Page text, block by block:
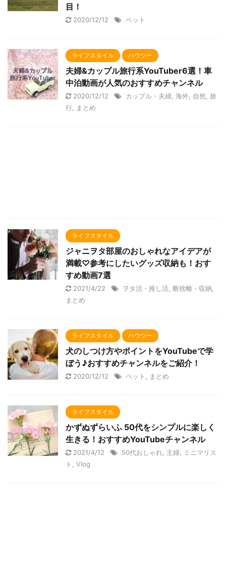
目！
2020/12/12 ペット
ライフスタイル ハウツー
夫婦&カップル旅行系YouTuber6選！車
中泊動画が人気のおすすめチャンネル
2020/12/12 カップル・夫婦 海外 自然 旅
行
まとめ
ライフスタイル
ジャニヲタ部屋のおしゃれなアイデアが
満載♡参考にしたいグッズ収納も！おす
すめ動画7選
2021/4/22 ヲタ活・推し活 断捨離・収納
まとめ
ライフスタイル ハウツー
犬のしつけ方やポイントをYouTubeで学
ぼう♪おすすめチャンネルをご紹介！
2020/12/12 ペット まとめ
ライフスタイル
かずぬずらいふ 50代をシンプルに楽しく
生きる！おすすめYouTubeチャンネル
2021/4/12 50代おしゃれ 主婦
ミニマリス
ト
Vlog